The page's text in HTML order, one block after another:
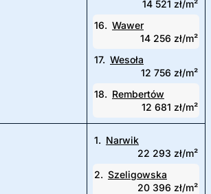
14 521 zł/m²
16. Wawer
14 256 zł/m²
17. Wesoła
12 756 zł/m²
18. Rembertów
12 681 zł/m²
1. Narwik
22 293 zł/m²
2. Szeligowska
20 396 zł/m²